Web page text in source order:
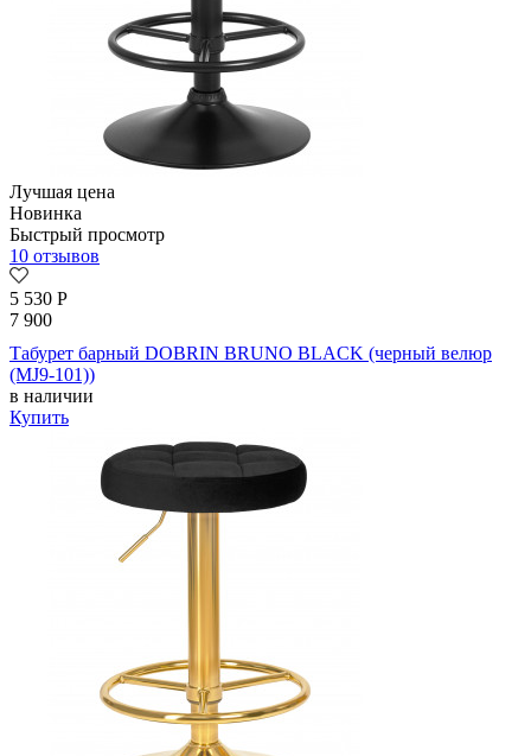
Лучшая цена
Новинка
Быстрый просмотр
10 отзывов
5 530 Р
7 900
Табурет барный DOBRIN BRUNO BLACK (черный велюр
(MJ9-101))
в наличии
Купить